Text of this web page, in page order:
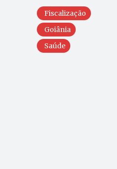
Fiscalização
Goiânia
Saúde